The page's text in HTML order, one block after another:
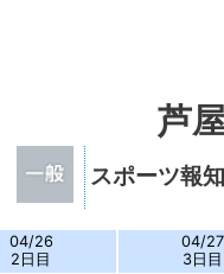
芦
スポーツ報
04/26
2日目
04/27
3日目